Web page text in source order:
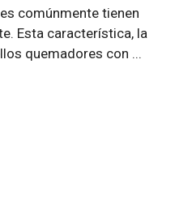
comúnmente tienen
Esta característica, la
quemadores con ...